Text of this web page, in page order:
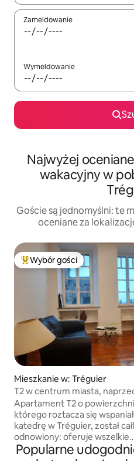
Zameldowanie
Wymeldowanie
Najwyżej
wakacyjny w
Goście są jednomyślni: te
oceniane za
Najpopularniejsze z kategorii
Wybór gości
Mieszkanie w: Tréguier
T2 w centrum miasta,
katedry
Apartament T2 o
którego roztacza się
katedrę w Tréguier, został
odnowiony: oferuje wszelkie
nowoczesne udogodnienia,
Popularne